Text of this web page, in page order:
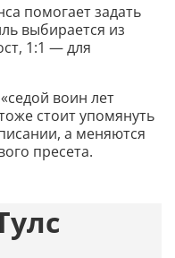
помогает задать
выбирается из
1:1 — для
воин лет
стоит упомянуть
а меняются
пресета.